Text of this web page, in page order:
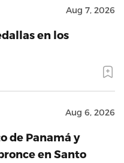
Aug 7, 2026
en los
Aug 6, 2026
de Panamá y
en Santo